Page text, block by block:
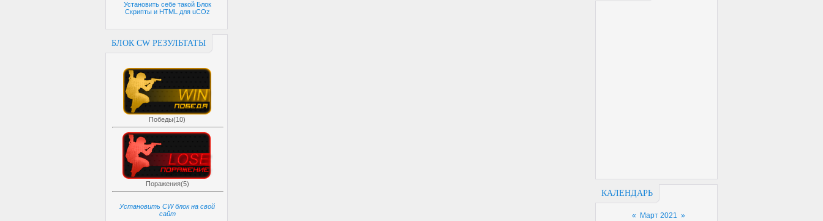
Установить себе такой Блок
Скрипты и HTML для uCOz
БЛОК CW РЕЗУЛЬТАТЫ
Победы(10)
Поражения(5)
Установить CW блок на свой
сайт
КАЛЕНДАРЬ
« Март 2021 »